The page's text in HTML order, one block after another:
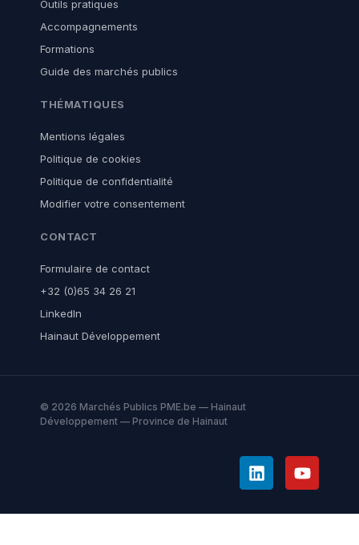
Outils pratiques
Accompagnements
Formations
Guide des marchés publics
THÉMATIQUES
Mentions légales
Politique de cookies
Politique de confidentialité
Modifier votre consentement
CONTACT
Formulaire de contact
+32 (0)65 34 26 21
LinkedIn
Hainaut Développement
© 2026 Marchés Publics PME.be — Hainaut
Développement — Province de Hainaut